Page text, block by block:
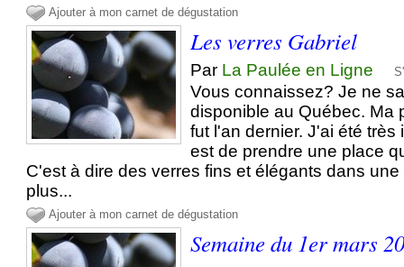
Ajouter à mon carnet de dégustation
Les verres Gabriel
Par La Paulée en Ligne
Vous connaissez? Je ne
disponible au Québec. Ma
fut l'an dernier. J'ai été
est de prendre une place
C'est à dire des verres fins et élégants dans
plus...
Ajouter à mon carnet de dégustation
Semaine du 1er mars